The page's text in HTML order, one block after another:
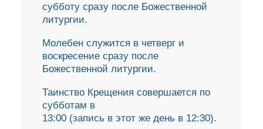
субботу сразу после Божественной
литургии.
Молебен служится в четверг и
воскресение сразу после
Божественной литургии.
Таинство Крещения совершается по
субботам в
13:00 (запись в этот же день в 12:30).